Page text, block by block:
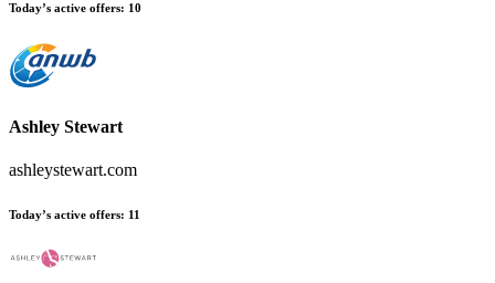
Today’s active offers: 10
Ashley Stewart
ashleystewart.com
Today’s active offers: 11